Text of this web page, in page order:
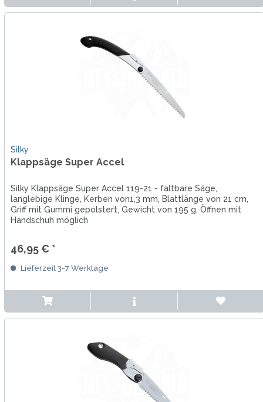
Silky
Klappsäge Super Accel
Silky Klappsäge Super Accel 119-21 - faltbare Säge,
langlebige Klinge, Kerben von1,3 mm, Blattlänge von 21 cm,
Griff mit Gummi gepolstert, Gewicht von 195 g, Öffnen mit
Handschuh möglich
46,95 € *
Lieferzeit 3-7 Werktage